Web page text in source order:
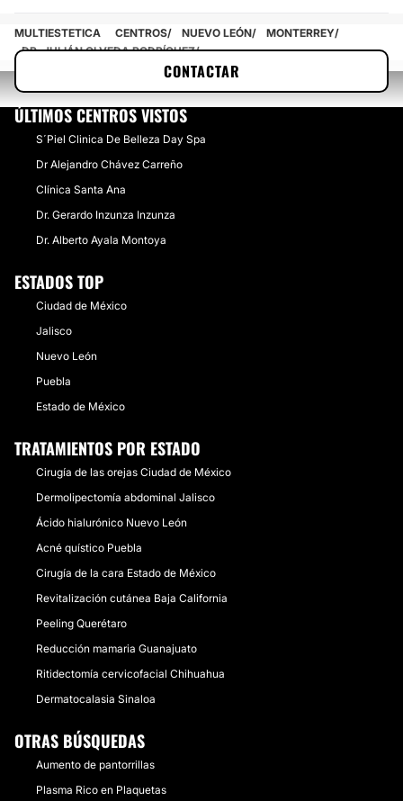
CONTACTAR
MULTIESTETICA CENTROS NUEVO LEÓN
MONTERREY
DR. JULIÁN OLVEDA RODRÍGUEZ
ÚLTIMOS CENTROS VISTOS
S´Piel Clinica De Belleza Day Spa
Dr Alejandro Chávez Carreño
Clínica Santa Ana
Dr. Gerardo Inzunza Inzunza
Dr. Alberto Ayala Montoya
ESTADOS TOP
Ciudad de México
Jalisco
Nuevo León
Puebla
Estado de México
TRATAMIENTOS POR ESTADO
Cirugía de las orejas Ciudad de México
Dermolipectomía abdominal Jalisco
Ácido hialurónico Nuevo León
Acné quístico Puebla
Cirugía de la cara Estado de México
Revitalización cutánea Baja California
Peeling Querétaro
Reducción mamaria Guanajuato
Ritidectomía cervicofacial Chihuahua
Dermatocalasia Sinaloa
OTRAS BÚSQUEDAS
Aumento de pantorrillas
Plasma Rico en Plaquetas